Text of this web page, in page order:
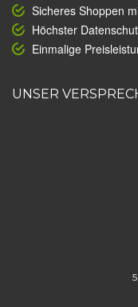
Sicheres Shoppen
Höchster
Einmalige
UNSER